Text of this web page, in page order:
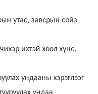
утас, завсрын сойз
ихтэй хоол хүнс,
ундааны хэрэглээг